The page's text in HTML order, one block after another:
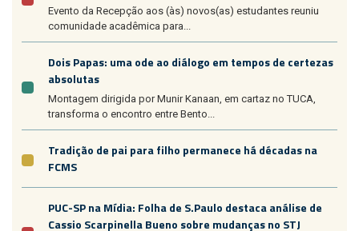
Evento da Recepção aos (às) novos(as) estudantes reuniu
comunidade acadêmica para...
Dois Papas: uma ode ao diálogo em tempos de certezas
absolutas
Montagem dirigida por Munir Kanaan, em cartaz no TUCA,
transforma o encontro entre Bento...
Tradição de pai para filho permanece há décadas na
FCMS
PUC-SP na Mídia: Folha de S.Paulo destaca análise de
Cassio Scarpinella Bueno sobre mudanças no STJ